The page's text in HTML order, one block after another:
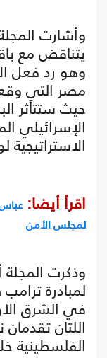
وأشارت
يتناقض مع
وهو رد فعل
مصر التي
حيث ستتأثر
الإسرائيلي
الاستراتيجية
اقرأ أيضا:
لمجلس الأمن
وذكرت المجلة
لمبادرة
في الشرق
اللتان
الفلسطينية